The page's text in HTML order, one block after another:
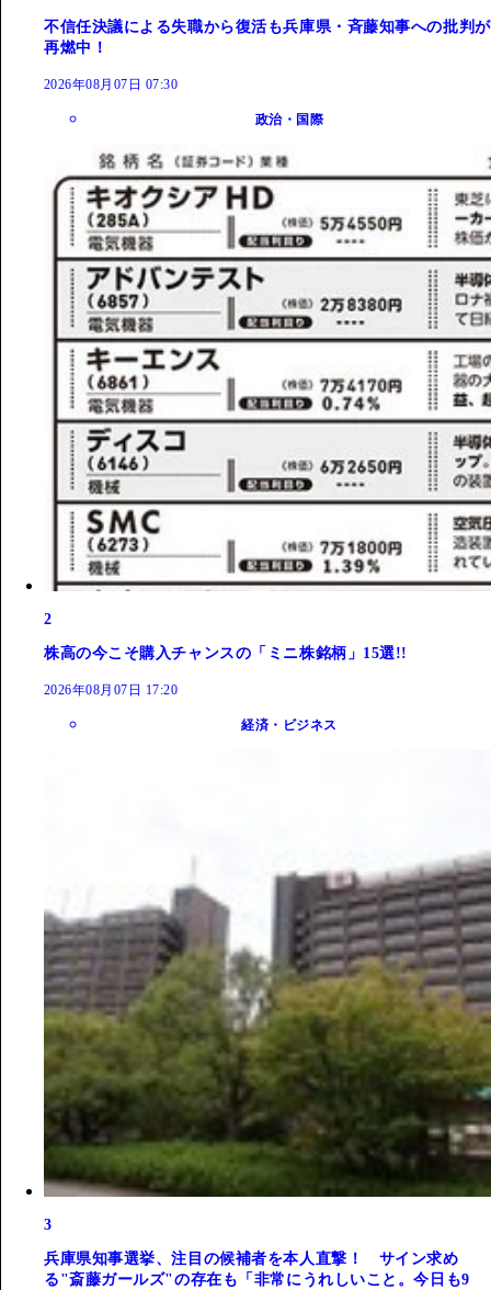
不信任決議による失職から復活も兵庫県・斉藤知事への批判が
再燃中！
2026年08月07日 07:30
政治・国際
2
株高の今こそ購入チャンスの「ミニ株銘柄」15選!!
2026年08月07日 17:20
経済・ビジネス
3
兵庫県知事選挙、注目の候補者を本人直撃！ サイン求め
る"斎藤ガールズ"の存在も「非常にうれしいこと。今日も9